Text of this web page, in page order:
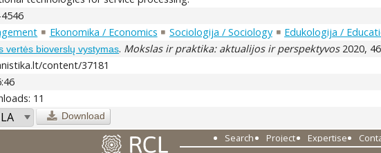
Ekonomika / Economics Sociologija / Sociology Edukologija /
vertės bioverslų vystymas. Mokslas ir praktika: aktualijos ir perspektyvos2020,
content/37181
11
Download
Search Project Expertise